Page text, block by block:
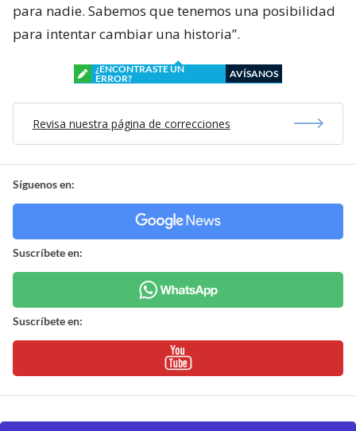
para nadie. Sabemos que tenemos una posibilidad
para intentar cambiar una historia”.
¿ENCONTRASTE UN
ERROR?
AVÍSANOS
Revisa nuestra página de correcciones
Síguenos en:
Suscríbete en:
Suscríbete en: